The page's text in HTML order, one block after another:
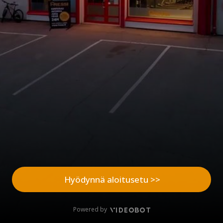
Hyödynnä aloitusetu >>
Powered by